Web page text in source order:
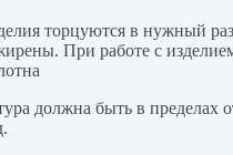
торцуются в нужный
При работе с
должна быть в пределах